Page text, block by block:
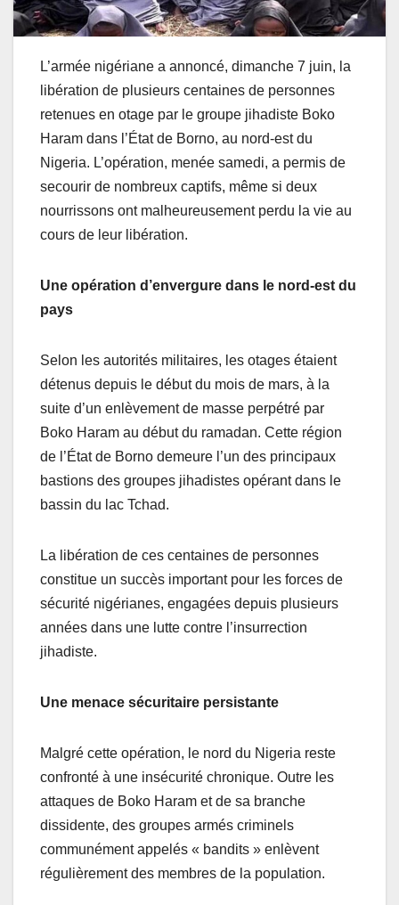
L’armée nigériane a annoncé, dimanche 7 juin, la
libération de plusieurs centaines de personnes
retenues en otage par le groupe jihadiste Boko
Haram dans l’État de Borno, au nord-est du
Nigeria. L’opération, menée samedi, a permis de
secourir de nombreux captifs, même si deux
nourrissons ont malheureusement perdu la vie au
cours de leur libération.
Une opération d’envergure dans le nord-est du
pays
Selon les autorités militaires, les otages étaient
détenus depuis le début du mois de mars, à la
suite d’un enlèvement de masse perpétré par
Boko Haram au début du ramadan. Cette région
de l’État de Borno demeure l’un des principaux
bastions des groupes jihadistes opérant dans le
bassin du lac Tchad.
La libération de ces centaines de personnes
constitue un succès important pour les forces de
sécurité nigérianes, engagées depuis plusieurs
années dans une lutte contre l’insurrection
jihadiste.
Une menace sécuritaire persistante
Malgré cette opération, le nord du Nigeria reste
confronté à une insécurité chronique. Outre les
attaques de Boko Haram et de sa branche
dissidente, des groupes armés criminels
communément appelés « bandits » enlèvent
régulièrement des membres de la population.